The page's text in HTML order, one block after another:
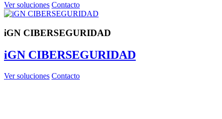
Ver soluciones Contacto
iGN CIBERSEGURIDAD
iGN CIBERSEGURIDAD
Ver soluciones Contacto